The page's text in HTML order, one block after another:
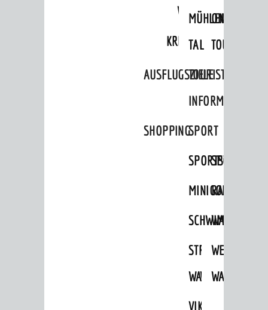
WEINHEIM
KRIEGERDENKMAL
MÜHLEN-
TAL
ON
TOUR
AUSFLUGSZIELE
TOURIST
INFORMATION
SHOPPINGSPORT
SPORTSTÄTTEN
MINIGOLFRADFAHREN
SCHWIMMEN
STRANDBAD
WAIDSEE
TSG
VIKTOR-
WANDERN
WEINHEIMER
Verkehrsinformationen